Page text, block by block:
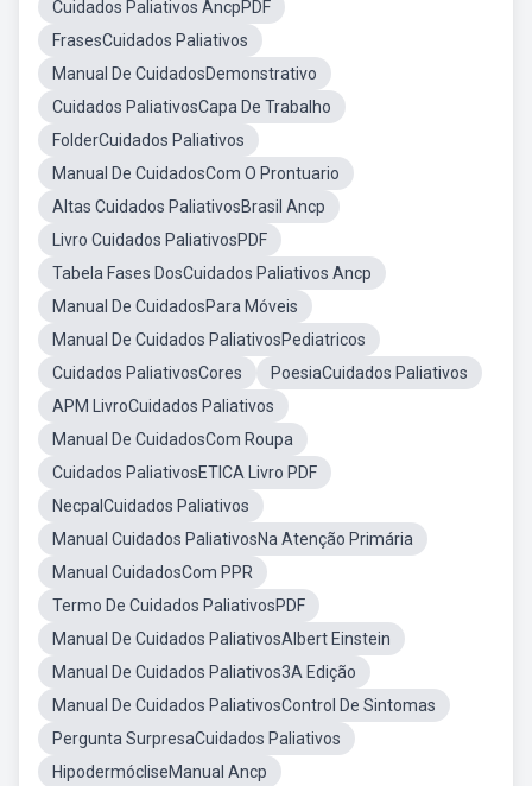
Cuidados Paliativos AncpPDF
FrasesCuidados Paliativos
Manual De CuidadosDemonstrativo
Cuidados PaliativosCapa De Trabalho
FolderCuidados Paliativos
Manual De CuidadosCom O Prontuario
Altas Cuidados PaliativosBrasil Ancp
Livro Cuidados PaliativosPDF
Tabela Fases DosCuidados Paliativos Ancp
Manual De CuidadosPara Móveis
Manual De Cuidados PaliativosPediatricos
Cuidados PaliativosCores
PoesiaCuidados Paliativos
APM LivroCuidados Paliativos
Manual De CuidadosCom Roupa
Cuidados PaliativosETICA Livro PDF
NecpalCuidados Paliativos
Manual Cuidados PaliativosNa Atenção Primária
Manual CuidadosCom PPR
Termo De Cuidados PaliativosPDF
Manual De Cuidados PaliativosAlbert Einstein
Manual De Cuidados Paliativos3A Edição
Manual De Cuidados PaliativosControl De Sintomas
Pergunta SurpresaCuidados Paliativos
HipodermócliseManual Ancp